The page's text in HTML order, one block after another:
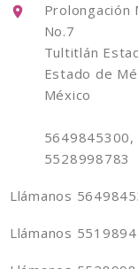
Prolongación
No.7
Tultitlán
Estado de
México
5528998783
Llámanos
Llámanos